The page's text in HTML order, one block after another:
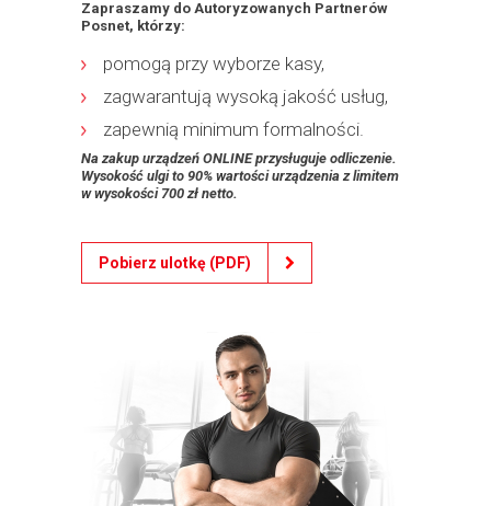
Zapraszamy do Autoryzowanych Partnerów
Posnet, którzy:
pomogą przy wyborze kasy,
zagwarantują wysoką jakość usług,
zapewnią minimum formalności.
Na zakup urządzeń ONLINE przysługuje odliczenie.
Wysokość ulgi to 90% wartości urządzenia z limitem
w wysokości 700 zł netto.
Pobierz ulotkę (PDF)